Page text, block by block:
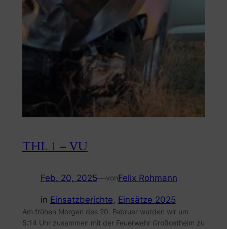
THL 1 – VU
Feb. 20, 2025—vonFelix Rohmann
in Einsatzberichte, Einsätze 2025
Am frühen Morgen des 20. Februar wurden wir um
5:14 Uhr zusammen mit der Feuerwehr Großostheim zu